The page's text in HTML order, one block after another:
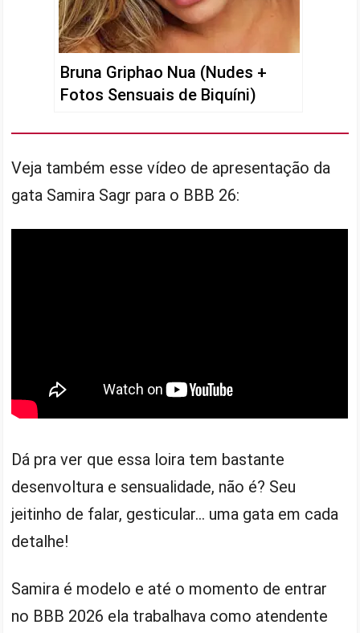
Bruna Griphao Nua (Nudes +
Fotos Sensuais de Biquíni)
Veja também esse vídeo de apresentação da
gata Samira Sagr para o BBB 26:
Dá pra ver que essa loira tem bastante
desenvoltura e sensualidade, não é? Seu
jeitinho de falar, gesticular… uma gata em cada
detalhe!
Samira é modelo e até o momento de entrar
no BBB 2026 ela trabalhava como atendente